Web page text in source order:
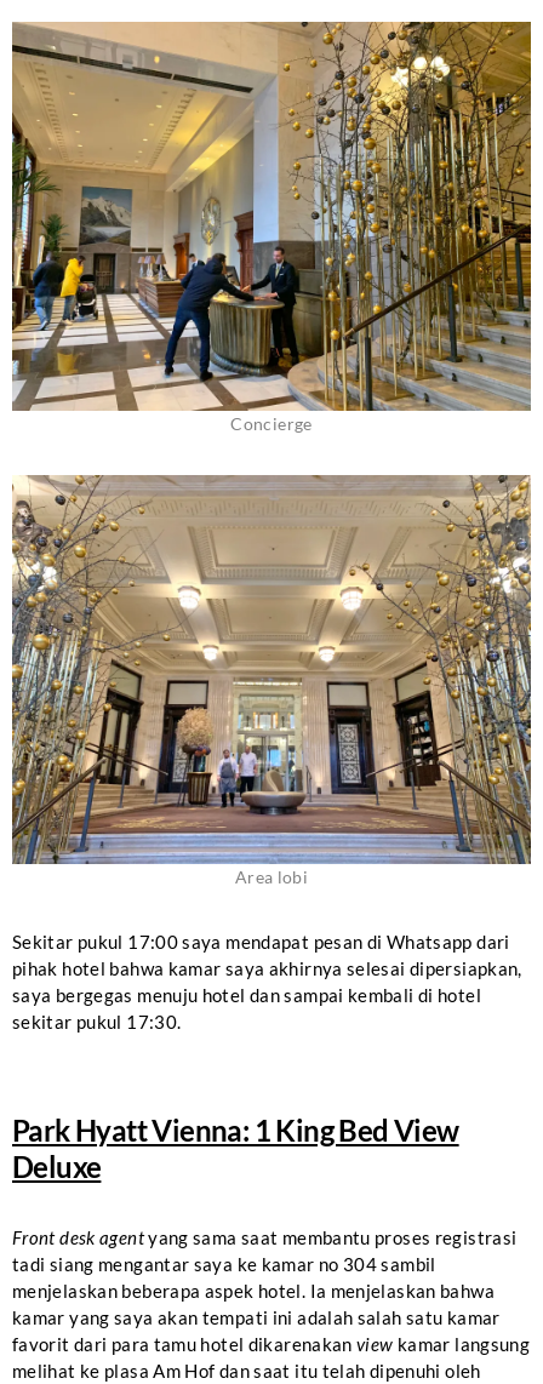
Concierge
Area lobi
Sekitar pukul 17:00 saya mendapat pesan di Whatsapp dari
pihak hotel bahwa kamar saya akhirnya selesai dipersiapkan,
saya bergegas menuju hotel dan sampai kembali di hotel
sekitar pukul 17:30.
Park Hyatt Vienna: 1 King Bed View
Deluxe
Front desk agentyang sama saat membantu proses registrasi
tadi siang mengantar saya ke kamar no 304 sambil
menjelaskan beberapa aspek hotel. Ia menjelaskan bahwa
kamar yang saya akan tempati ini adalah salah satu kamar
favorit dari para tamu hotel dikarenakanview kamar langsung
melihat ke plasa Am Hof dan saat itu telah dipenuhi oleh